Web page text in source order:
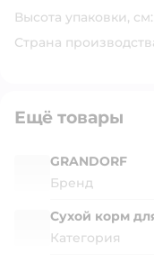
Высота упаковки, см:
Страна
Ещё товары
GRANDORF
Бренд
Сухой корм
Категория